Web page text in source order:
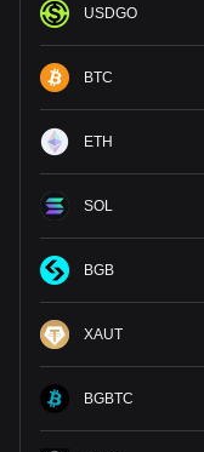
USDGO
BTC
ETH
SOL
BGB
XAUT
BGBTC